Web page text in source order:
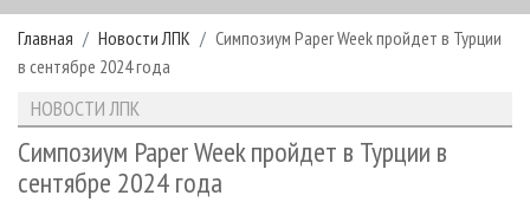
РУБРИКИ И ТЕМЫ
РУБРИКИ ЖУРНАЛА
ЛЕСОЗАГОТОВКА
ЛЕСОПИЛЕНИЕ
НОВОСТИ
НОВОСТИ ЛПК
НОВОСТИ ЖУРНАЛА
ПРОЕКТЫ ЛПИ
АНАЛИТИКА
ПРЕДПРИЯТИЯ ЛПК
АРХИВ ЖУРНАЛОВ
О ЖУРНАЛЕ
Главная Новости ЛПК
Симпозиум Paper Week пройдет в Турции
в сентябре 2024 года
НОВОСТИ ЛПК
Симпозиум Paper Week пройдет в Турции в
сентябре 2024 года